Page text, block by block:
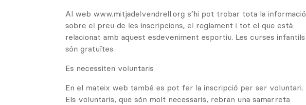
Al web www.mitjadelvendrell.org s’hi pot trobar tota la informació
sobre el preu de les inscripcions, el reglament i tot el que està
relacionat amb aquest esdeveniment esportiu. Les curses infantils
són gratuïtes.
Es necessiten voluntaris
En el mateix web també es pot fer la inscripció per ser voluntari.
Els voluntaris, que són molt necessaris, rebran una samarreta